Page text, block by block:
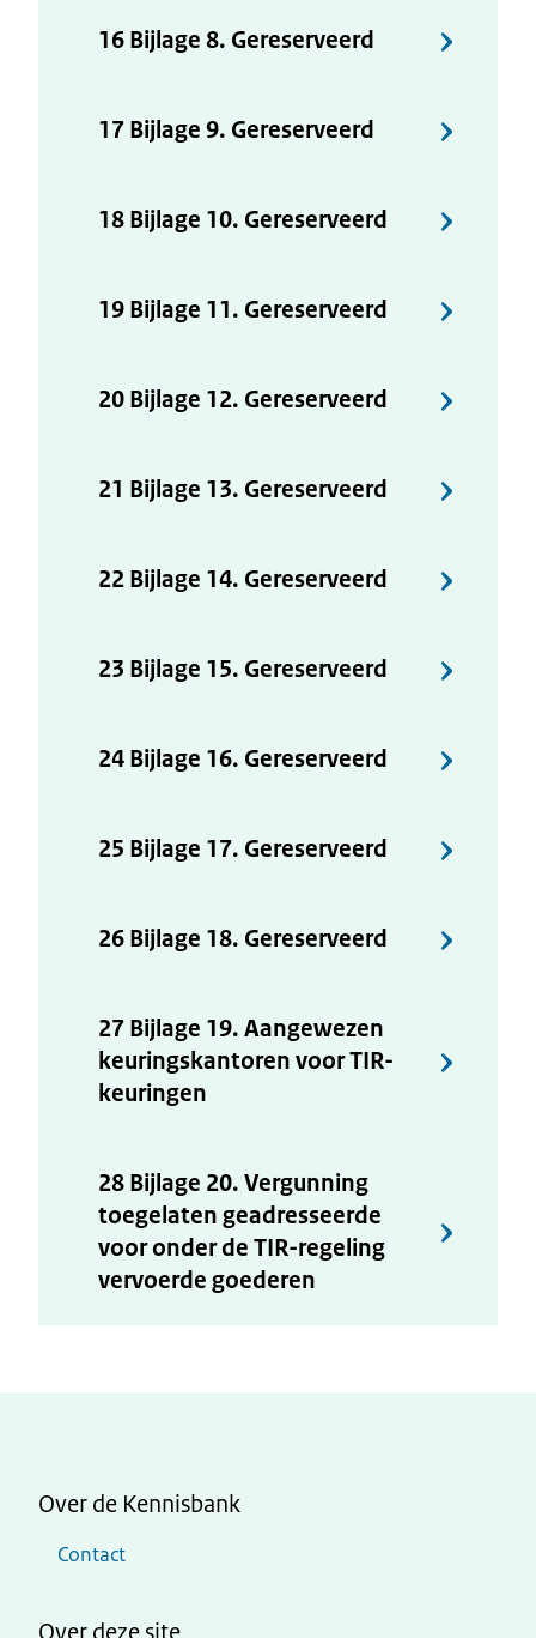
16 Bijlage 8. Gereserveerd
17 Bijlage 9. Gereserveerd
18 Bijlage 10. Gereserveerd
19 Bijlage 11. Gereserveerd
20 Bijlage 12. Gereserveerd
21 Bijlage 13. Gereserveerd
22 Bijlage 14. Gereserveerd
23 Bijlage 15. Gereserveerd
24 Bijlage 16. Gereserveerd
25 Bijlage 17. Gereserveerd
26 Bijlage 18. Gereserveerd
27 Bijlage 19. Aangewezen
keuringskantoren voor TIR-
keuringen
28 Bijlage 20. Vergunning
toegelaten geadresseerde
voor onder de TIR-regeling
vervoerde goederen
Over de Kennisbank
Contact